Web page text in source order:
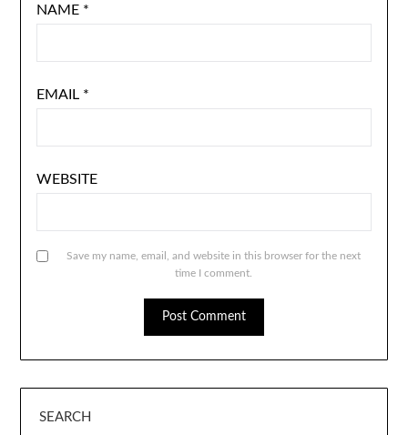
NAME *
EMAIL *
WEBSITE
Save my name, email, and website in this browser for the next
time I comment.
SEARCH